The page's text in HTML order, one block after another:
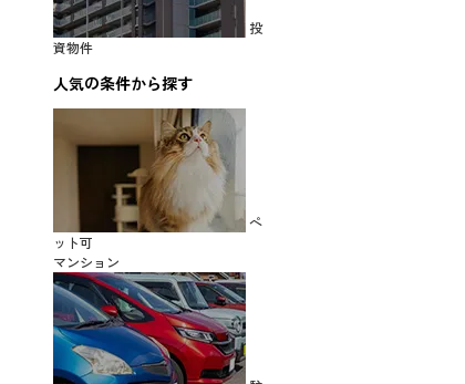
投
資物件
人気の条件から探す
ペ
ット可
マンション